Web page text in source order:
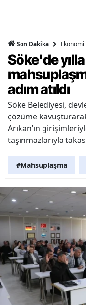
Son Dakika Ekonomi
Söke'de
adım atıldı
Söke Belediyesi,
çözüme
Arıkan’ın
taşınmazlarıyla
#Mahsuplaşma